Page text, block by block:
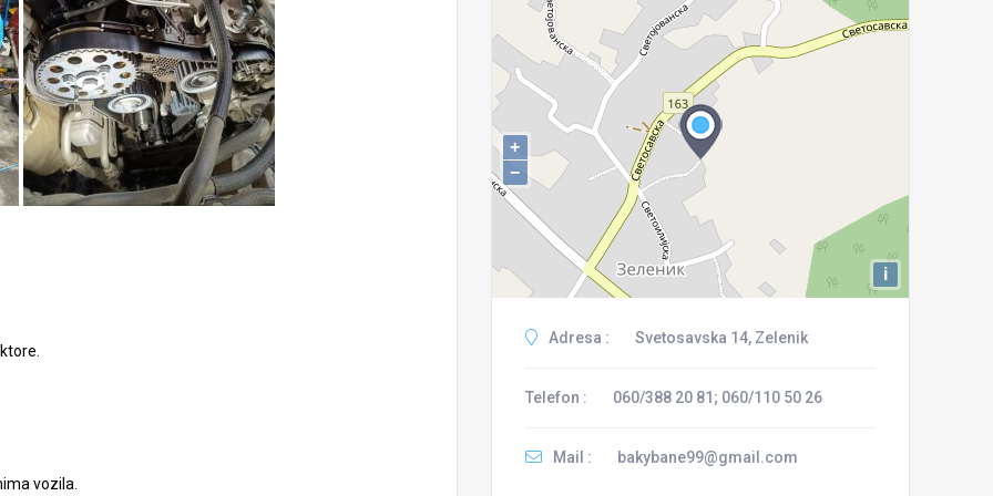
vozila.
+
−
i
Adresa : Svetosavska 14, Zelenik
Telefon : 060/388 20 81; 060/110 50 26
Mail : bakybane99@gmail.com